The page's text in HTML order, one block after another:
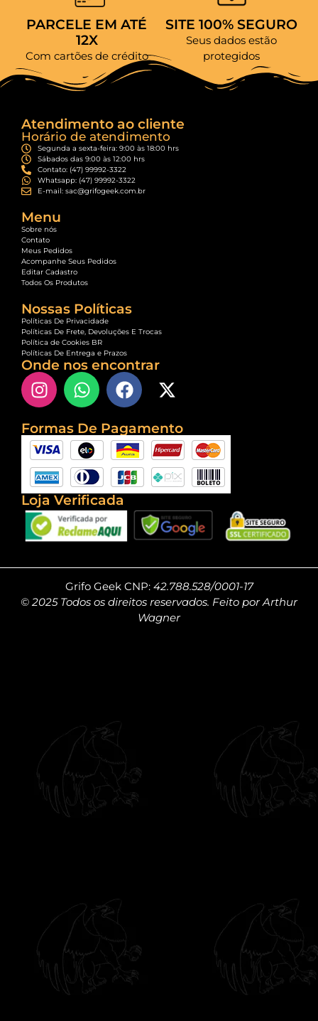
PARCELE EM ATÉ
12X
Com cartões de crédito
SITE 100% SEGURO
Seus dados estão
protegidos
Atendimento ao cliente
Horário de atendimento
Segunda a sexta-feira: 9:00 às 18:00 hrs
Sábados das 9:00 às 12:00 hrs
Contato: (47) 99992-3322
Whatsapp: (47) 99992-3322
E-mail: sac@grifogeek.com.br
Menu
Sobre nós
Contato
Meus Pedidos
Acompanhe Seus Pedidos
Editar Cadastro
Todos Os Produtos
Nossas Políticas
Políticas De Privacidade
Políticas De Frete, Devoluções E Trocas
Política de Cookies BR
Políticas De Entrega e Prazos
Onde nos encontrar
Formas De Pagamento
Loja Verificada
Grifo Geek CNP: 42.788.528/0001-17
© 2025 Todos os direitos reservados. Feito por Arthur
Wagner